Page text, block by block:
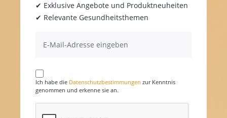
✔ Exklusive Angebote und Produktneuheiten
✔ Relevante Gesundheitsthemen
Ich habe die Datenschutzbestimmungen zur Kenntnis
genommen und erkenne sie an.